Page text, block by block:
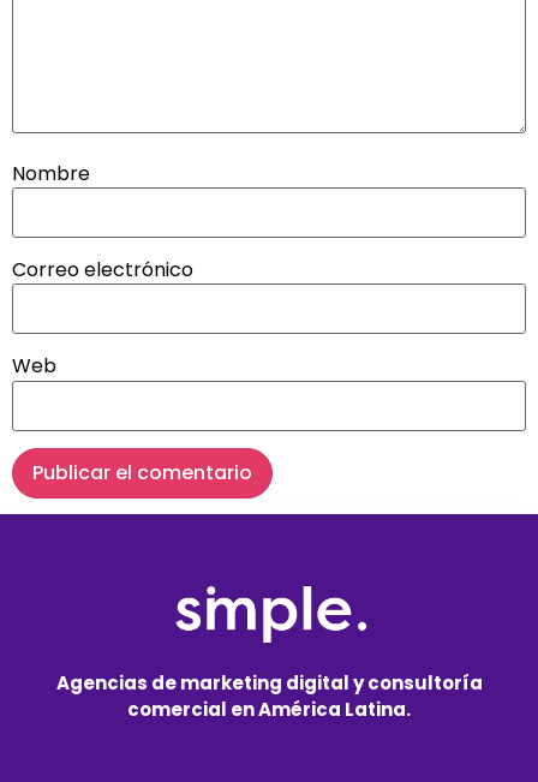
Nombre
Correo electrónico
Web
Agencias de marketing digital y consultoría
comercial en América Latina.